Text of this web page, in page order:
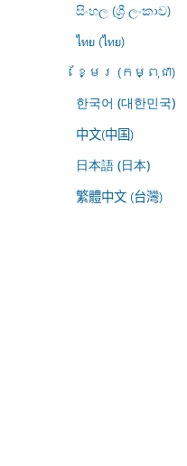
සිංහල (ශ්‍රී ලංකාව)
ไทย (ไทย)
ខ្មែរ (កម្ពុជា)
한국어 (대한민국)
中文(中国)
日本語 (日本)
繁體中文 (台灣)